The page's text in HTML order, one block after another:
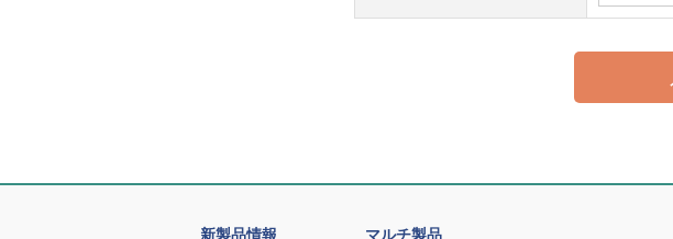
新製品情報 マルチ製品